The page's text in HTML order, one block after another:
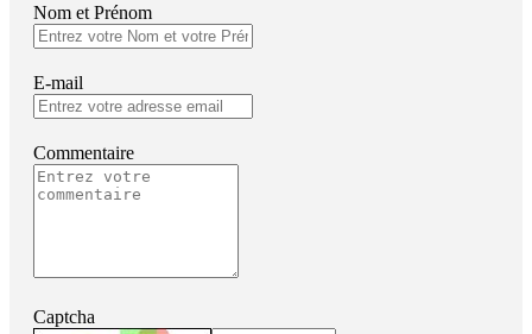
Nom et Prénom
E-mail
Commentaire
Captcha